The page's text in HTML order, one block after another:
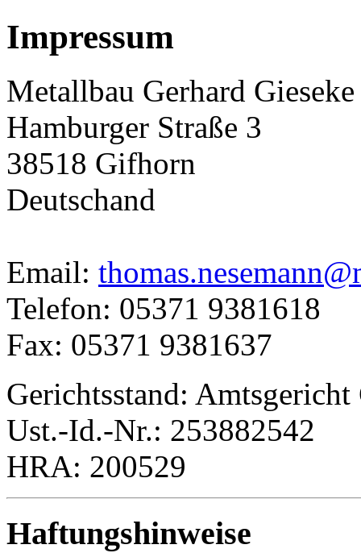
Impressum
Metallbau Gerhard
Hamburger Straße 3
38518 Gifhorn
Deutschand
Email:
Telefon: 05371 9381618
Fax: 05371 9381637
Gerichtsstand:
Ust.-Id.-Nr.: 253882542
HRA: 200529
Haftungshinweise